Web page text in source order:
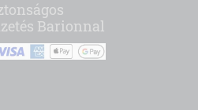
Barionnal